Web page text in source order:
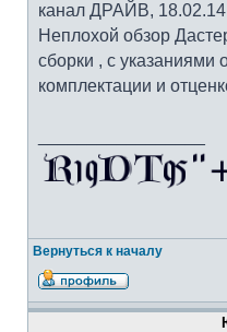
канал ДРАЙВ, 18.02.14
Неплохой обзор
сборки , с указаниями
комплектации и
Вернуться к началу